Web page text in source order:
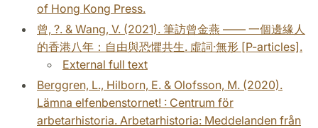
of Hong Kong Press.
曾, ?. & Wang, V. (2021). 筆訪曾金燕 —— 一個邊緣人
的香港八年：自由與恐懼共生. 虛詞·無形 [P-articles].
External full text
Berggren, L., Hilborn, E. & Olofsson, M. (2020).
Lämna elfenbenstornet! : Centrum för
arbetarhistoria. Arbetarhistoria: Meddelanden från